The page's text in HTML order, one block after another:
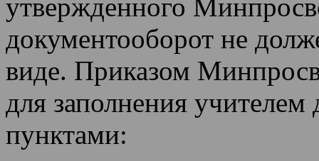
утвержденного
документооборот не
виде. Приказом
для заполнения
пунктами: